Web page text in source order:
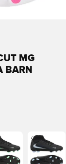
MG
BARN